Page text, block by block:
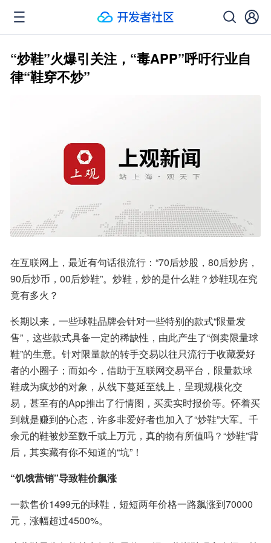
“炒鞋”火爆引关注，“毒APP”呼吁行业自
律“鞋穿不炒”
在互联网上，最近有句话很流行：“70后炒股，80后炒房，
90后炒币，00后炒鞋”。炒鞋，炒的是什么鞋？炒鞋现在究
竟有多火？
长期以来，一些球鞋品牌会针对一些特别的款式“限量发
售”，这些款式具备一定的稀缺性，由此产生了“倒卖限量球
鞋”的生意。针对限量款的转手交易以往只流行于收藏爱好
者的小圈子；而如今，借助于互联网交易平台，限量款球
鞋成为疯炒的对象，从线下蔓延至线上，呈现规模化交
易，甚至有的App推出了行情图，买卖实时报价等。怀着买
到就是赚到的心态，许多非爱好者也加入了“炒鞋”大军。千
余元的鞋被炒至数千或上万元，真的物有所值吗？“炒鞋”背
后，其实藏有你不知道的“坑”！
“饥饿营销”导致鞋价飙涨
一款售价1499元的球鞋，短短两年价格一路飙涨到70000
元，涨幅超过4500%。